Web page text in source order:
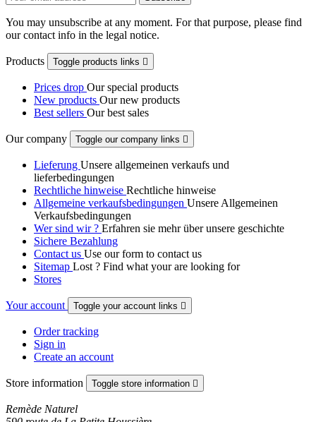
You may unsubscribe at any moment. For that purpose, please find
our contact info in the legal notice.
Products Toggle products links 
Prices drop Our special products
New products Our new products
Best sellers Our best sales
Our company Toggle our company links 
Lieferung Unsere allgemeinen verkaufs und
lieferbedingungen
Rechtliche hinweise Rechtliche hinweise
Allgemeine verkaufsbedingungen Unsere Allgemeinen
Verkaufsbedingungen
Wer sind wir ? Erfahren sie mehr über unsere geschichte
Sichere Bezahlung
Contact us Use our form to contact us
Sitemap Lost ? Find what your are looking for
Stores
Your account Toggle your account links 
Order tracking
Sign in
Create an account
Store information Toggle store information 
Remède Naturel